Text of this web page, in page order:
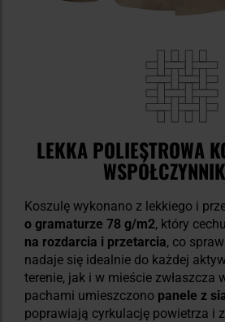
LEKKA POLIESTROWA
Koszulę wykonano z lekkiego i
o gramaturze 78 g/m2, który
na rozdarcia i przetarcia, co
nadaje się idealnie do każdej
terenie, jak i w mieście zwłaszcza
pachami umieszczono panele z
poprawiają cyrkulację powietrza i